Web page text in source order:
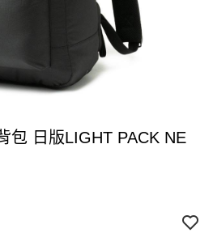
包 日版LIGHT PACK NE